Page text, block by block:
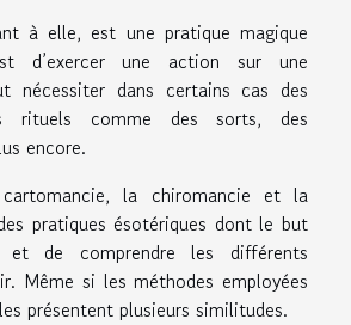
à elle, est une pratique magique
d’exercer une action sur une
nécessiter dans certains cas des
rituels comme des sorts, des
encore.
la chiromancie et la
pratiques ésotériques dont le but
de comprendre les différents
Même si les méthodes employées
présentent plusieurs similitudes.